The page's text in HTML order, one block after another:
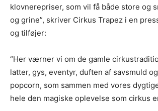
klovnerepriser, som vil få både store og
og grine”, skriver Cirkus Trapez i en
og tilføjer:
“Her værner vi om de gamle
latter, gys, eventyr, duften af savsmuld
popcorn, som sammen med vores
hele den magiske oplevelse som cirkus